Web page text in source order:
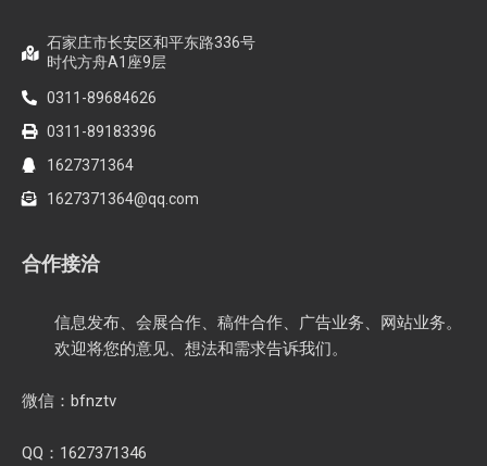
石家庄市长安区和平东路336号
时代方舟A1座9层
0311-89684626
0311-89183396
1627371364
1627371364@qq.com
合作接洽
信息发布、会展合作、稿件合作、广告业务、网站业务。
欢迎将您的意见、想法和需求告诉我们。
微信：bfnztv
QQ：1627371346